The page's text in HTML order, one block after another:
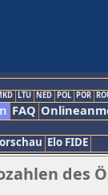
LTU NED POL POR
FAQ
Elo FIDE
des